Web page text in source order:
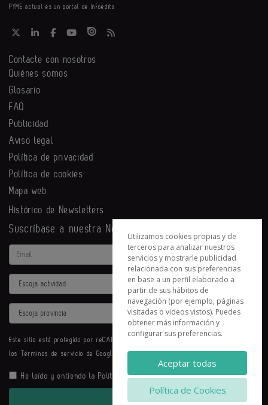
PYME actual es un portal de Infoedita
Contacte con nosotros
Quiénes somos
Glosario
FAQ
Publicidad
Aviso legal
Política de privacidad
Política de cookies
Mapa web
Histórico de Newsletters
Suscríbase a nuestra Newsletter
Email
Actividad
Provincia
Este sitio está protegido por reCAPTCHA y se aplican la
los Términos de servicio de Google.
He leído y entiendo laPolítica de Privacidad
Enviar
Utilizamos cookies propias y de
terceros para analizar nuestros
servicios y mostrarle publicidad
relacionada con sus preferencias
en base a un perfil elaborado a
partir de sus hábitos de
navegación (por ejemplo, páginas
visitadas o videos vistos). Puedes
obtener más información y
configurar sus preferencias.
Aceptar todas
Política de Cookies